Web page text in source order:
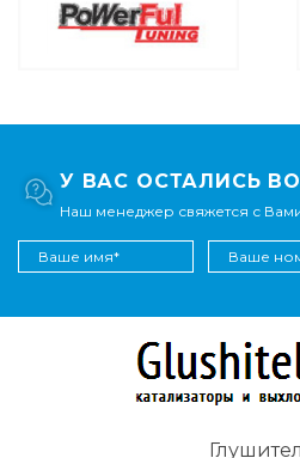
У ВАС ОСТАЛИСЬ
Наш менеджер свяжется с